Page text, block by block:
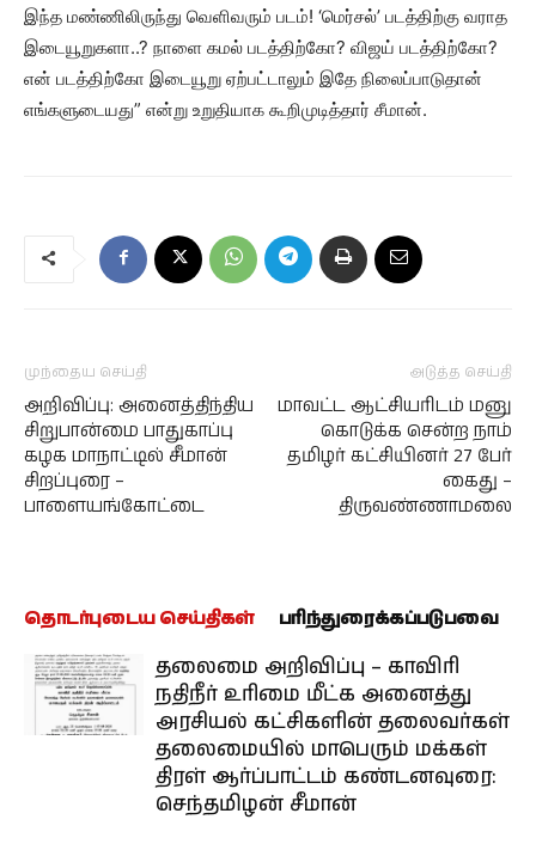
இந்த மண்ணிலிருந்து வெளிவரும் படம்! ‘மெர்சல்’ படத்திற்கு வராத
இடையூறுகளா..? நாளை கமல் படத்திற்கோ? விஜய் படத்திற்கோ?
என் படத்திற்கோ இடையூறு ஏற்பட்டாலும் இதே நிலைப்பாடுதான்
எங்களுடையது” என்று உறுதியாக கூறிமுடித்தார் சீமான்.
முந்தைய செய்தி
அறிவிப்பு: அனைத்திந்திய
சிறுபான்மை பாதுகாப்பு
கழக மாநாட்டில் சீமான்
சிறப்புரை –
பாளையங்கோட்டை
அடுத்த செய்தி
மாவட்ட ஆட்சியரிடம் மனு
கொடுக்க சென்ற நாம்
தமிழர் கட்சியினர் 27 பேர்
கைது –
திருவண்ணாமலை
தொடர்புடைய செய்திகள் பரிந்துரைக்கப்படுபவை
தலைமை அறிவிப்பு – காவிரி
நதிநீர் உரிமை மீட்க அனைத்து
அரசியல் கட்சிகளின் தலைவர்கள்
தலைமையில் மாபெரும் மக்கள்
திரள் ஆர்ப்பாட்டம் கண்டனவுரை:
செந்தமிழன் சீமான்